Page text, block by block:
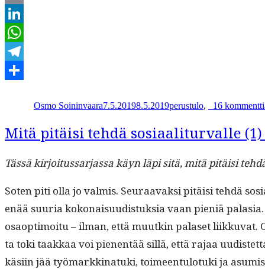
Email
LinkedIn
WhatsApp
Telegram
Osmo Soininvaara7.5.20198.5.2019perustulo, 16
Mitä pitäisi tehdä sosiaaliturvalle
Tässä kir­joi­tus­sar­jas­sa käyn läpi sitä, mitä pitäisi
Soten piti olla jo valmis. Seu­raavak­si pitäisi tehdä
enää suuria kokon­aisu­ud­is­tuk­sia vaan pieniä
osaop­ti­moitu – ilman, että muutkin palaset liikku­vat.
ta toki taakkaa voi pienen­tää sil­lä, että rajaa
käsi­in jää työ­markki­natu­ki, toimeen­tu­lo­tu­ki ja